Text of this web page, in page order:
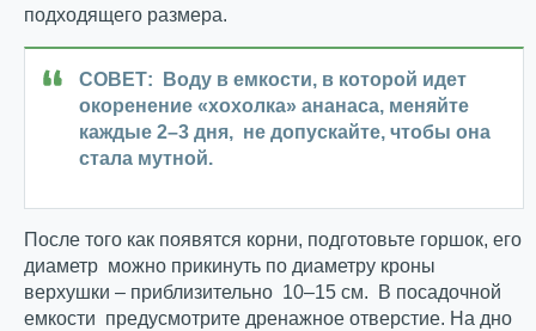
подходящего размера.
СОВЕТ: Воду в емкости, в которой идет
окоренение «хохолка» ананаса, меняйте
каждые 2–3 дня, не допускайте, чтобы она
стала мутной.
После того как появятся корни, подготовьте горшок, его
диаметр можно прикинуть по диаметру кроны
верхушки – приблизительно 10–15 см. В посадочной
емкости предусмотрите дренажное отверстие. На дно